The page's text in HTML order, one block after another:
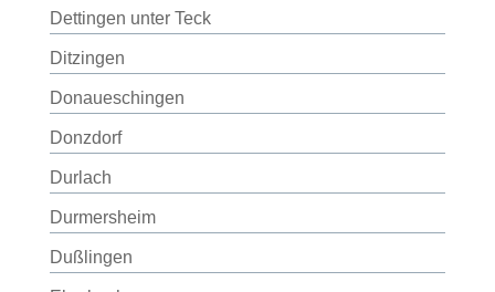
Dettingen unter Teck
Ditzingen
Donaueschingen
Donzdorf
Durlach
Durmersheim
Dußlingen